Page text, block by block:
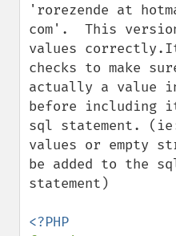
'rorezende at
com'.  This
values
checks to make
actually a value
before including
sql statement.
values or empty
be added to the
statement)